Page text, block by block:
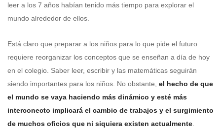
leer a los 7 años habían tenido más tiempo para explorar el
mundo alrededor de ellos.
Está claro que preparar a los niños para lo que pide el futuro
requiere reorganizar los conceptos que se enseñan a día de hoy
en el colegio. Saber leer, escribir y las matemáticas seguirán
siendo importantes para los niños. No obstante, el hecho de que
el mundo se vaya haciendo más dinámico y esté más
interconecto implicará el cambio de trabajos y el surgimiento
de muchos oficios que ni siquiera existen actualmente